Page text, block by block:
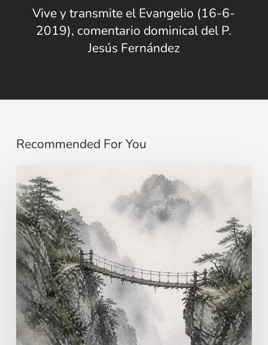
Vive y transmite el Evangelio (16-6-
2019), comentario dominical del P.
Jesús Fernández
Recommended For You
Immaginare
…
al
di
là
dei
sensi
|
Vangelo